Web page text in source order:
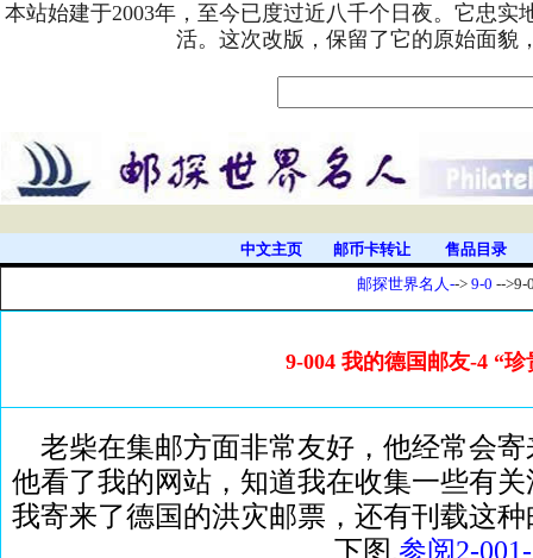
本站始建于2003年，至今已度过近八千个日夜。它忠
活。这次改版，保留了它的原始面貌
中文主页 邮币卡转让
售品目录
邮探世界名人--> 9-0 -->9-
9-004 我的德国邮友-4 “珍
老柴在集邮方面非常友好，他经常会
他看了我的网站，知道我在收集一些有
我寄来了德国的洪灾邮票，还有刊载这
下图,参阅2-